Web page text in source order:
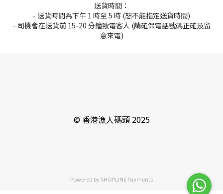
送貨時間：
- 送貨時間為下午 1 時至 5 時 (恕不能指定送貨時間)
- 司機會在送貨前 15-20 分鐘致電客人 (請確保電話號碼正確及留
意來電)
© 香港漁人碼頭 2025
Powered bySHOPLINE Payments